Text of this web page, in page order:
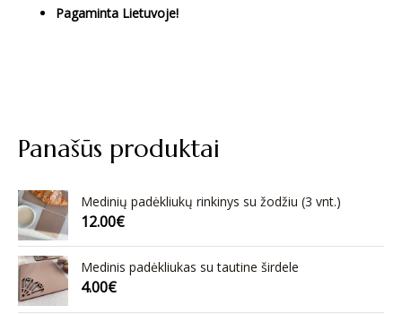
Panašūs produktai
Medinių padėkliukų rinkinys su žodžiu (3 vnt.)
12.00€
Medinis padėkliukas su tautine širdele
4.00€
Pagaminta Lietuvoje!